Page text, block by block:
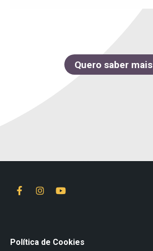
Quero saber mais
Política de Cookies